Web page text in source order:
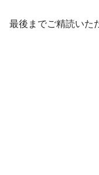
最後までご精読いた